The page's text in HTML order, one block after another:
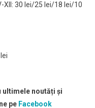
XII: 30 lei/25 lei/18 lei/10
ultimele noutăți și
pe Facebook